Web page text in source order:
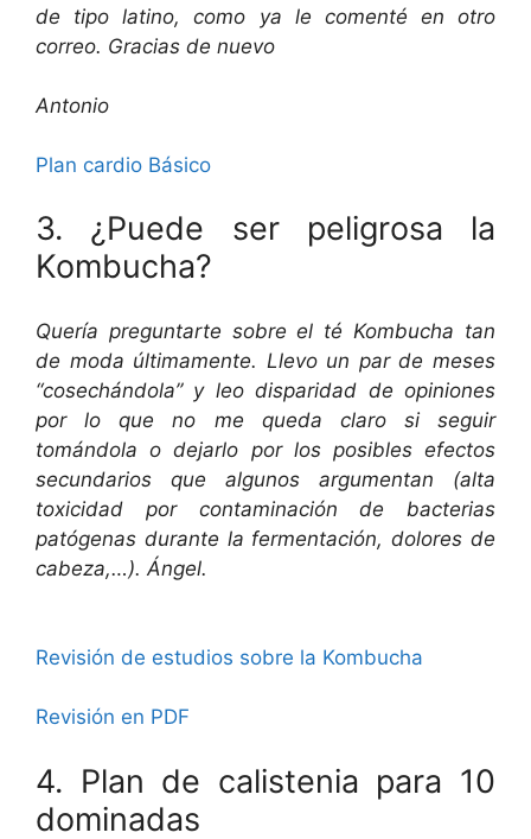
de tipo latino, como ya le comenté en otro
correo. Gracias de nuevo
Antonio
Plan cardio Básico
3. ¿Puede ser peligrosa la
Kombucha?
Quería preguntarte sobre el té Kombucha tan
de moda últimamente. Llevo un par de meses
“cosechándola” y leo disparidad de opiniones
por lo que no me queda claro si seguir
tomándola o dejarlo por los posibles efectos
secundarios que algunos argumentan (alta
toxicidad por contaminación de bacterias
patógenas durante la fermentación, dolores de
cabeza,…). Ángel.
Revisión de estudios sobre la Kombucha
Revisión en PDF
4. Plan de calistenia para 10
dominadas